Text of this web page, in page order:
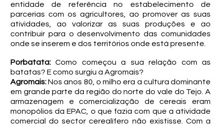
entidade de referência no estabelecimento de
parcerias com os agricultores, ao promover as suas
atividades, ao valorizar as suas produções e ao
contribuir para o desenvolvimento das comunidades
onde se inserem e dos territórios onde está presente.
Porbatata: Como começou a sua relação com as
batatas? E como surgiu a Agromais?
Agromais:Nos anos 80, o milho era a cultura dominante
em grande parte da região do norte do vale do Tejo. A
armazenagem e comercialização de cereais eram
monopólios da EPAC, o que fazia com que a atividade
comercial do sector cerealífero não existisse. Com a